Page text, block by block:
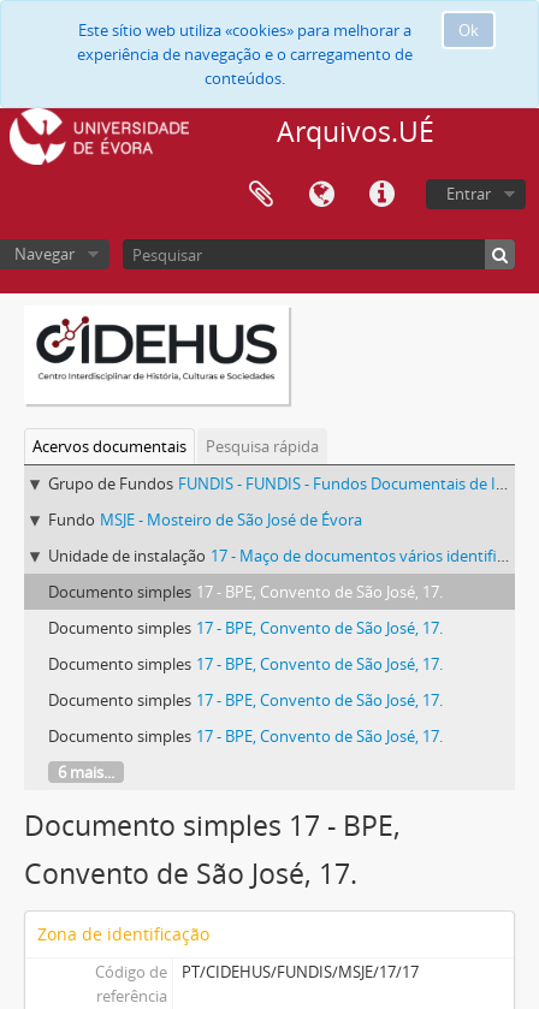
Ok
Este sítio web utiliza «cookies» para melhorar a
experiência de navegação e o carregamento de
conteúdos.
Arquivos.UÉ
Entrar
Navegar
Acervos documentais
Pesquisa rápida
Grupo de Fundos FUNDIS - FUNDIS - Fundos Documentais de Instituições do Sul
Fundo MSJE - Mosteiro de São José de Évora
Unidade de instalação 17 - Maço de documentos vários identificado com o número 17.
Documento simples 17 - BPE, Convento de São José, 17.
Documento simples 17 - BPE, Convento de São José, 17.
Documento simples 17 - BPE, Convento de São José, 17.
Documento simples 17 - BPE, Convento de São José, 17.
Documento simples 17 - BPE, Convento de São José, 17.
6 mais...
Documento simples 17 - BPE,
Convento de São José, 17.
Zona de identificação
Código de
referência
PT/CIDEHUS/FUNDIS/MSJE/17/17